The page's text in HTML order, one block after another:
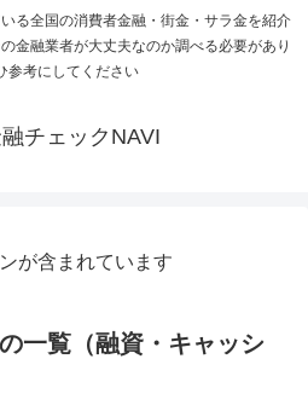
る全国の消費者金融・街金・サラ金を紹介
金融業者が大丈夫なのか調べる必要があり
参考にしてください
チェックNAVI
が含まれています
一覧（融資・キャッシ